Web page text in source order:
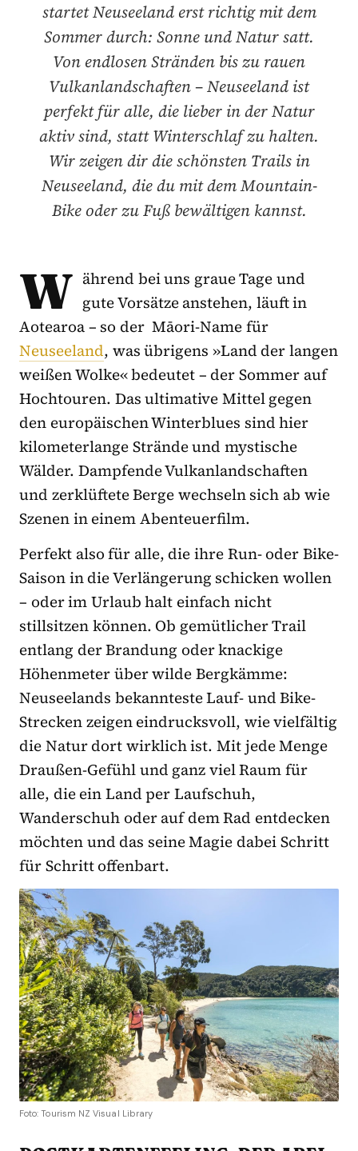
startet Neuseeland erst richtig mit dem
Sommer durch: Sonne und Natur satt.
Von endlosen Stränden bis zu rauen
Vulkanlandschaften – Neuseeland ist
perfekt für alle, die lieber in der Natur
aktiv sind, statt Winterschlaf zu halten.
Wir zeigen dir die schönsten Trails in
Neuseeland, die du mit dem Mountain-
Bike oder zu Fuß bewältigen kannst.
W ährend bei uns graue Tage und
gute Vorsätze anstehen, läuft in
Aotearoa – so der Māori-Name für
Neuseeland, was übrigens »Land der langen
weißen Wolke« bedeutet – der Sommer auf
Hochtouren. Das ultimative Mittel gegen
den europäischen Winterblues sind hier
kilometerlange Strände und mystische
Wälder. Dampfende Vulkanlandschaften
und zerklüftete Berge wechseln sich ab wie
Szenen in einem Abenteuerfilm.
Perfekt also für alle, die ihre Run- oder Bike-
Saison in die Verlängerung schicken wollen
– oder im Urlaub halt einfach nicht
stillsitzen können. Ob gemütlicher Trail
entlang der Brandung oder knackige
Höhenmeter über wilde Bergkämme:
Neuseelands bekannteste Lauf- und Bike-
Strecken zeigen eindrucksvoll, wie vielfältig
die Natur dort wirklich ist. Mit jede Menge
Draußen-Gefühl und ganz viel Raum für
alle, die ein Land per Laufschuh,
Wanderschuh oder auf dem Rad entdecken
möchten und das seine Magie dabei Schritt
für Schritt offenbart.
Foto: Tourism NZ Visual Library